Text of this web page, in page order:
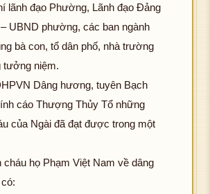
lãnh đạo Phường, Lãnh đạo Đảng
UBND phường, các ban ngành
bà con, tổ dân phố, nhà trường
tưởng niệm.
Dâng hương, tuyên Bạch
cáo Thượng Thủy Tổ những
của Ngài đã đạt được trong một
cháu họ Phạm Việt Nam về dâng